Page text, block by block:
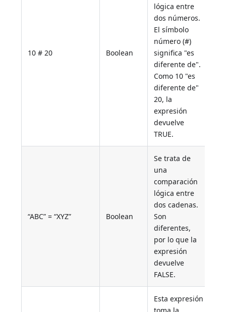
10 # 20 Boolean
lógica entre
dos números.
El símbolo
número (#)
significa "es
diferente de".
Como 10 "es
diferente de"
20, la
expresión
devuelve
TRUE.
“ABC” = “XYZ” Boolean
Se trata de
una
comparación
lógica entre
dos cadenas.
Son
diferentes,
por lo que la
expresión
devuelve
FALSE.
Esta expresión
toma la